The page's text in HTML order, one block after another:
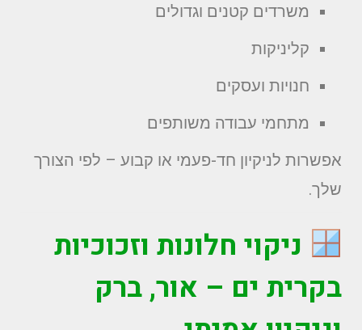
משרדים קטנים וגדולים
קליניקות
חנויות ועסקים
מתחמי עבודה משותפים
אפשרות לניקיון חד-פעמי או קבוע – לפי הצורך
שלך.
ניקוי חלונות וזכוכיות
בקרית ים – אור, ברק